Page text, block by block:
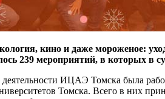
кино и даже мороженое:
239 мероприятий, в которых в
ИЦАЭ Томска была
Томска. Всего в них